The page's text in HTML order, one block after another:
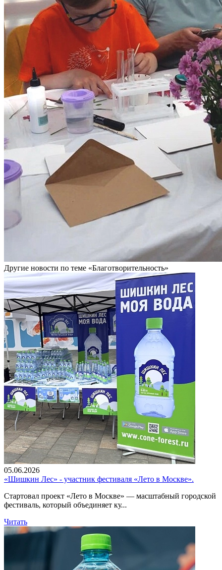
Другие новости по теме «Благотворительность»
05.06.2026
«Шишкин Лес» - участник фестиваля «Лето в Москве».
Стартовал проект «Лето в Москве» — масштабный городской
фестиваль, который объединяет ку...
Читать